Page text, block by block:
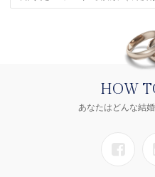
HOW
あなたはどんな結